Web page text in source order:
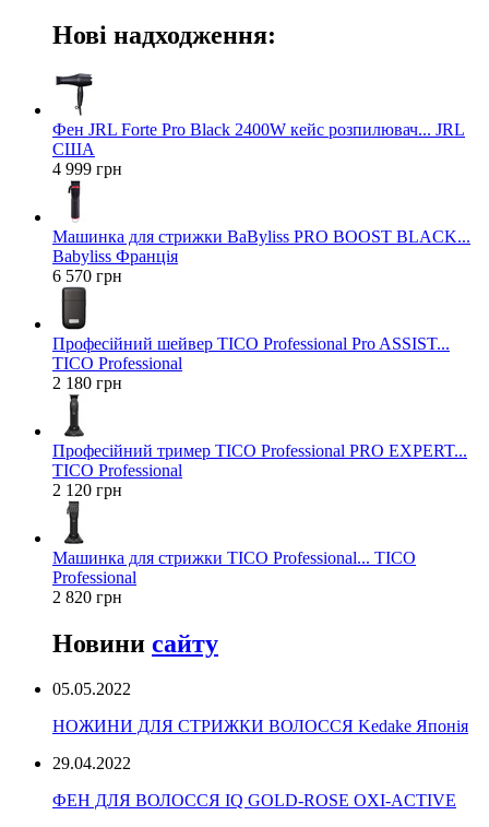
Нові надходження:
Фен JRL Forte Pro Black 2400W кейс розпилювач... JRL
США
4 999 грн
Машинка для стрижки BaByliss PRO BOOST BLACK...
Babyliss Франція
6 570 грн
Професійний шейвер TICO Professional Pro ASSIST...
TICO Professional
2 180 грн
Професійний тример TICO Professional PRO EXPERT...
TICO Professional
2 120 грн
Машинка для стрижки TICO Professional... TICO
Professional
2 820 грн
Новини сайту
05.05.2022
НОЖИНИ ДЛЯ СТРИЖКИ ВОЛОССЯ Kedake Японія
29.04.2022
ФЕН ДЛЯ ВОЛОССЯ IQ GOLD-ROSE OXI-ACTIVE